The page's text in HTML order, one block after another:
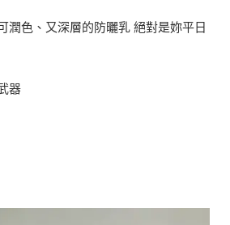
潤色、又深層的防曬乳 絕對是妳平日
器